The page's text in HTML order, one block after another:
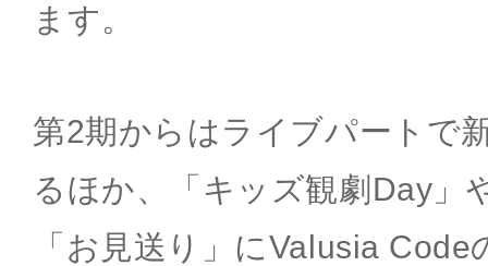
ます。
第2期からはライブパートで
るほか、「キッズ観劇Day」
「お見送り」にValusia